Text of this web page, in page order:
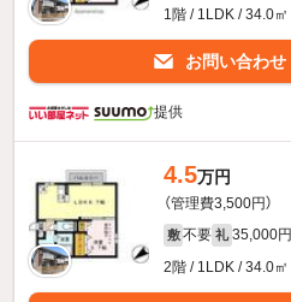
1階 / 1LDK / 34.0㎡
お問い合わせ
提供
4.5万円
（管理費3,500円）
敷 不要 礼 35,000円
2階 / 1LDK / 34.0㎡